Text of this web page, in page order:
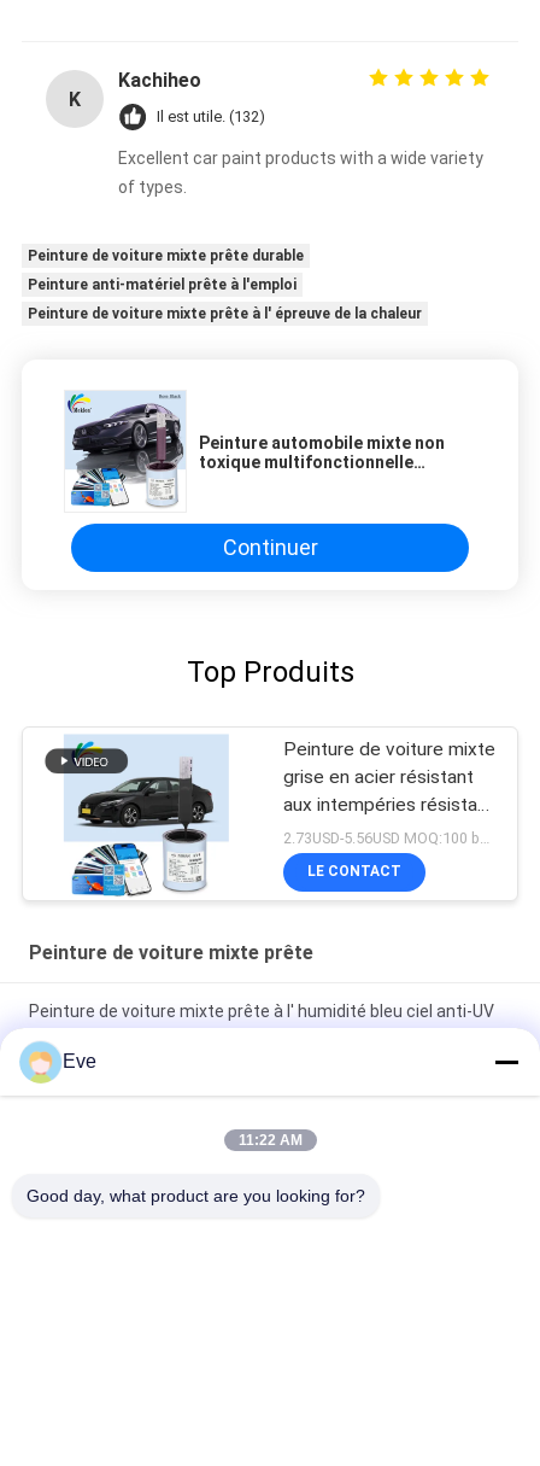
K
Kachiheo
Il est utile. (132)
Excellent car paint products with a wide variety
of types.
Peinture de voiture mixte prête durable
Peinture anti-matériel prête à l'emploi
Peinture de voiture mixte prête à l' épreuve de la chaleur
Peinture automobile mixte non
toxique multifonctionnelle
Continuer
Top Produits
Peinture de voiture mixte
grise en acier résistant
aux intempéries résistant
aux acides
2.73USD-5.56USD MOQ:100 boîtes
LE CONTACT
Peinture de voiture mixte prête
Peinture de voiture mixte prête à l' humidité bleu ciel anti-UV
multi-fonction
Peinture de voiture verte et lumineuse résistante aux
polyvalent non toxique
Eve
11:22 AM
Good day, what product are you looking for?